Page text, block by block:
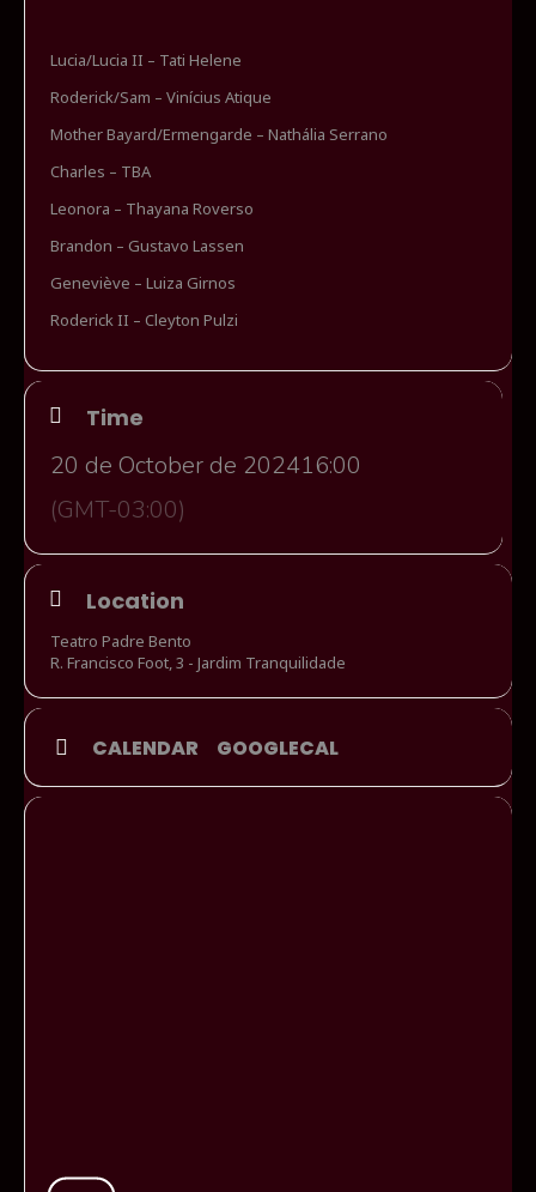
Lucia/Lucia II – Tati Helene
Roderick/Sam – Vinícius Atique
Mother Bayard/Ermengarde – Nathália Serrano
Charles – TBA
Leonora – Thayana Roverso
Brandon – Gustavo Lassen
Geneviève – Luiza Girnos
Roderick II – Cleyton Pulzi
Time
20 de October de 202416:00
(GMT-03:00)
Location
Teatro Padre Bento
R. Francisco Foot, 3 - Jardim Tranquilidade
CALENDAR GOOGLECAL